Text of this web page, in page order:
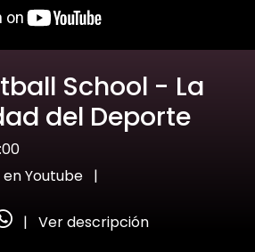
School - La
del Deporte
Youtube |
| Ver descripción